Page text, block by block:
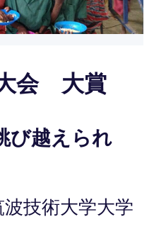
会 大賞
び越えられ
波技術大学大学